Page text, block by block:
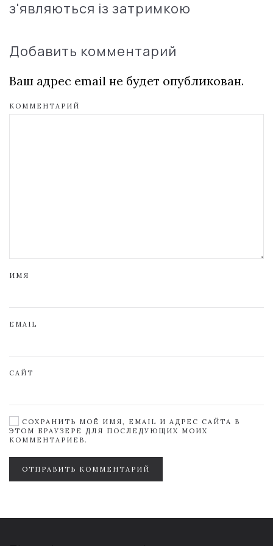
з'являються із затримкою
Добавить комментарий
Ваш адрес email не будет опубликован.
КОММЕНТАРИЙ
ИМЯ
EMAIL
САЙТ
СОХРАНИТЬ МОЁ ИМЯ, EMAIL И АДРЕС САЙТА В
ЭТОМ БРАУЗЕРЕ ДЛЯ ПОСЛЕДУЮЩИХ МОИХ
КОММЕНТАРИЕВ.
ОТПРАВИТЬ КОММЕНТАРИЙ